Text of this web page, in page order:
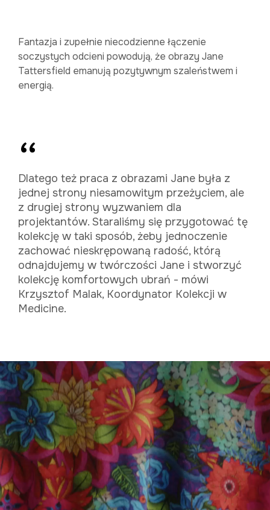
Fantazja i zupełnie niecodzienne łączenie
soczystych odcieni powodują, że obrazy Jane
Tattersfield emanują pozytywnym szaleństwem i
energią.
Dlatego też praca z obrazami Jane była z
jednej strony niesamowitym przeżyciem, ale
z drugiej strony wyzwaniem dla
projektantów. Staraliśmy się przygotować tę
kolekcję w taki sposób, żeby jednoczenie
zachować nieskrępowaną radość, którą
odnajdujemy w twórczości Jane i stworzyć
kolekcję komfortowych ubrań - mówi
Krzysztof Malak, Koordynator Kolekcji w
Medicine.